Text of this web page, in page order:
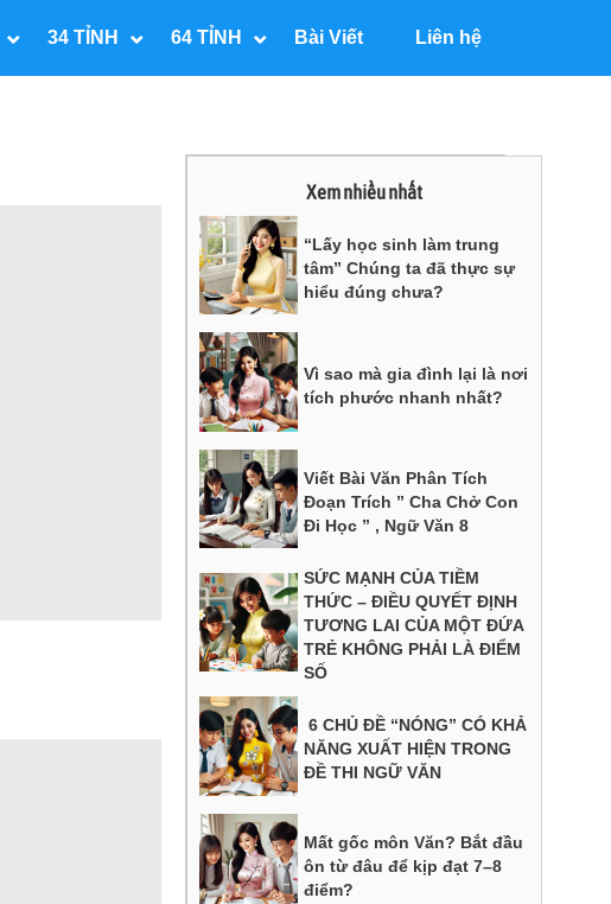
34 TỈNH 64 TỈNH Bài Viết Liên hệ
Xem nhiều nhất
“Lấy học sinh làm trung
tâm” Chúng ta đã thực sự
hiểu đúng chưa?
Vì sao mà gia đình lại là nơi
tích phước nhanh nhất?
Viết Bài Văn Phân Tích
Đoạn Trích ” Cha Chở Con
Đi Học ” , Ngữ Văn 8
SỨC MẠNH CỦA TIỀM
THỨC – ĐIỀU QUYẾT ĐỊNH
TƯƠNG LAI CỦA MỘT ĐỨA
TRẺ KHÔNG PHẢI LÀ ĐIỂM
SỐ
6 CHỦ ĐỀ “NÓNG” CÓ KHẢ
NĂNG XUẤT HIỆN TRONG
ĐỀ THI NGỮ VĂN
Mất gốc môn Văn? Bắt đầu
ôn từ đâu để kịp đạt 7–8
điểm?